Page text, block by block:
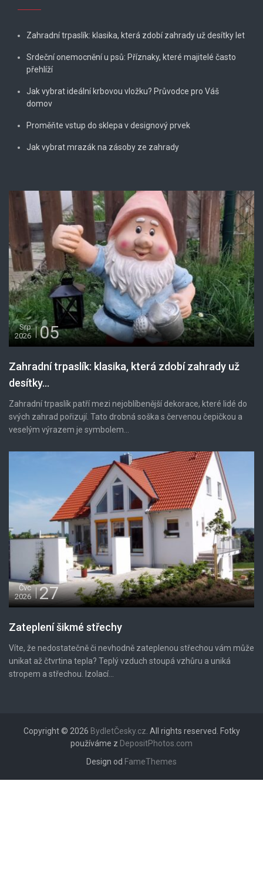
Zahradní trpaslík: klasika, která zdobí zahrady už desítky let
Srdeční onemocnění u psů: Příznaky, které majitelé často
přehlíží
Jak vybrat ideální krbovou vložku? Průvodce pro Váš
domov
Proměňte vstup do sklepa v designový prvek
Jak vybrat mrazák na zásoby ze zahrady
Srp
2026
05
Zahradní trpaslík: klasika, která zdobí zahrady už
desítky...
Zahradní trpaslík patří mezi nejoblíbenější dekorace, které lidé do
svých zahrad pořizují. Tato drobná soška s červenou čepičkou a
veselým výrazem je symbolem...
Čvc
2026
27
Zateplení šikmé střechy
Víte, že nedostatečně či nevhodně zateplenou střechou vám může
unikat až čtvrtina tepla? Teplý vzduch stoupá vzhůru a uniká
stropem a střechou. Izolací...
Copyright © 2026 BydletČesky.cz . All rights reserved. Fotky
používáme z DepositPhotos.com
Design od FameThemes